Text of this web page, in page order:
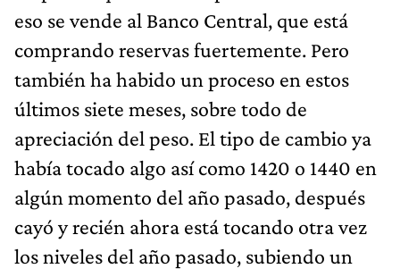
eso se vende al Banco Central, que está
comprando reservas fuertemente. Pero
también ha habido un proceso en estos
últimos siete meses, sobre todo de
apreciación del peso. El tipo de cambio ya
había tocado algo así como 1420 o 1440 en
algún momento del año pasado, después
cayó y recién ahora está tocando otra vez
los niveles del año pasado, subiendo un